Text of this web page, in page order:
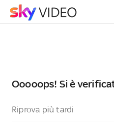
Ooooops! Si è
Riprova più tardi